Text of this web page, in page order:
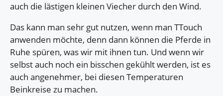
auch die lästigen kleinen Viecher durch den Wind.
Das kann man sehr gut nutzen, wenn man TTouch
anwenden möchte, denn dann können die Pferde in
Ruhe spüren, was wir mit ihnen tun. Und wenn wir
selbst auch noch ein bisschen gekühlt werden, ist es
auch angenehmer, bei diesen Temperaturen
Beinkreise zu machen.